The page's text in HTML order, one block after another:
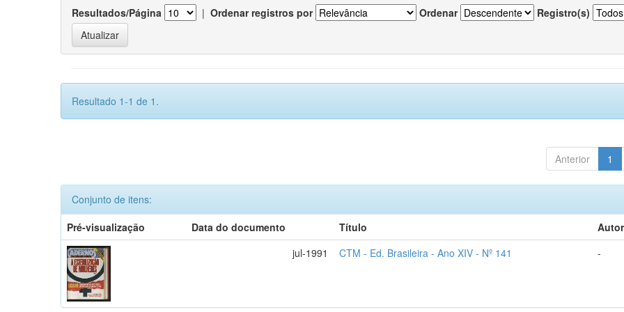
Resultados/Página | Ordenar registros por Ordenar Registro(s)
Resultado 1-1 de 1.
Anterior 1
Conjunto de itens:
Pré-visualização
Data do documento Título
jul-1991
CTM - Ed. Brasileira - Ano XIV - Nº 141 -